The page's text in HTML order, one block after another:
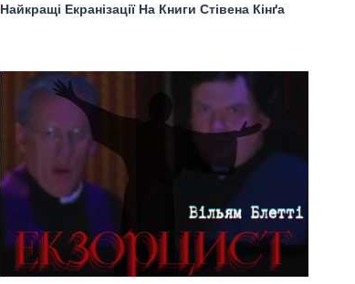
Найкращі Екранізації На Книги Стівена Кінґа